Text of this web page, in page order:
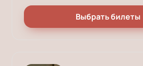
Выбрать билеты